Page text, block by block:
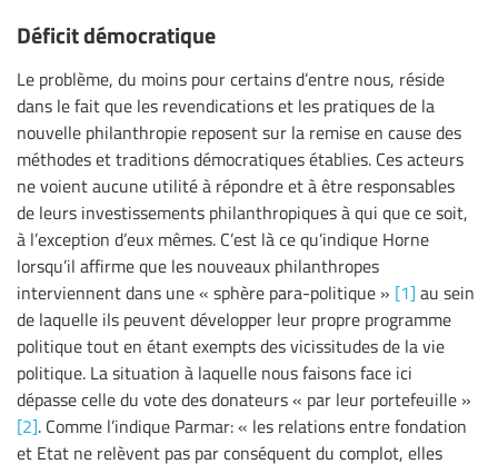
Déficit démocratique
Le problème, du moins pour certains d’entre nous, réside
dans le fait que les revendications et les pratiques de la
nouvelle philanthropie reposent sur la remise en cause des
méthodes et traditions démocratiques établies. Ces acteurs
ne voient aucune utilité à répondre et à être responsables
de leurs investissements philanthropiques à qui que ce soit,
à l’exception d’eux mêmes. C’est là ce qu’indique Horne
lorsqu’il affirme que les nouveaux philanthropes
interviennent dans une « sphère para-politique » [1] au sein
de laquelle ils peuvent développer leur propre programme
politique tout en étant exempts des vicissitudes de la vie
politique. La situation à laquelle nous faisons face ici
dépasse celle du vote des donateurs « par leur portefeuille »
[2]. Comme l’indique Parmar: « les relations entre fondation
et Etat ne relèvent pas par conséquent du complot, elles